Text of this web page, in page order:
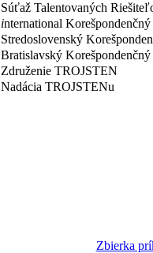
Súťaž Talentovaných
international Korešpondenčný
Stredoslovenský
Bratislavský
Združenie TROJSTEN
Nadácia TROJSTENu
Zbierka